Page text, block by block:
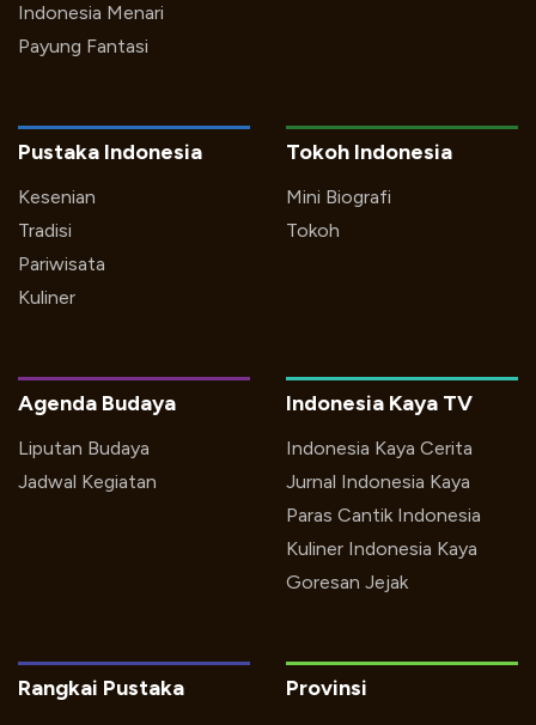
Indonesia Menari
Payung Fantasi
Pustaka Indonesia
Kesenian
Tradisi
Pariwisata
Kuliner
Tokoh Indonesia
Mini Biografi
Tokoh
Indonesia Kaya TV
Indonesia Kaya Cerita
Jurnal Indonesia Kaya
Paras Cantik Indonesia
Kuliner Indonesia Kaya
Goresan Jejak
Agenda Budaya
Liputan Budaya
Jadwal Kegiatan
Rangkai Pustaka Provinsi